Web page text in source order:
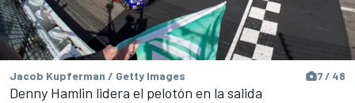
Jacob Kupferman / Getty Images 7 / 48
Denny Hamlin lidera el pelotón en la salida